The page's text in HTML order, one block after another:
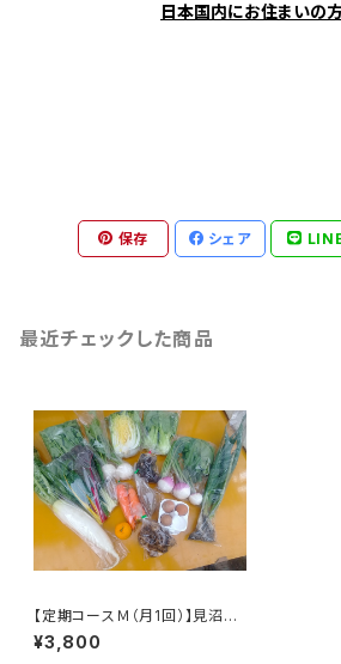
日本国内にお住まいの
保存 シェア
最近チェックした商品
【定期コースＭ（月1回）】見沼野
菜セット（Ｍサイズ） ※火曜ま
たは木曜発送
¥3,800